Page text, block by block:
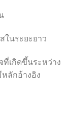
ในระยะยาว
เกิดขึ้นระหว่าง
ลักอ้างอิง